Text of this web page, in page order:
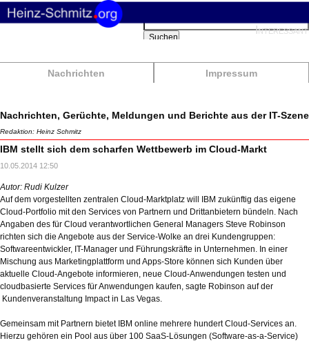
Nachrichten Impressum
Suchbegriffe
Suchen
Nachrichten, Gerüchte, Meldungen und Berichte aus der IT-Szene
Redaktion: Heinz Schmitz
IBM stellt sich dem scharfen Wettbewerb im Cloud-Markt
10.05.2014 12:50
Autor: Rudi Kulzer
Auf dem vorgestellten zentralen Cloud-Marktplatz will IBM zukünftig das eigene
Cloud-Portfolio mit den Services von Partnern und Drittanbietern bündeln. Nach
Angaben des für Cloud verantwortlichen General Managers Steve Robinson
richten sich die Angebote aus der Service-Wolke an drei Kundengruppen:
Softwareentwickler, IT-Manager und Führungskräfte in Unternehmen. In einer
Mischung aus Marketingplattform und Apps-Store können sich Kunden über
aktuelle Cloud-Angebote informieren, neue Cloud-Anwendungen testen und
cloudbasierte Services für Anwendungen kaufen, sagte Robinson auf der
Kundenveranstaltung Impact in Las Vegas.
Gemeinsam mit Partnern bietet IBM online mehrere hundert Cloud-Services an.
Hierzu gehören ein Pool aus über 100 SaaS-Lösungen (Software-as-a-Service)